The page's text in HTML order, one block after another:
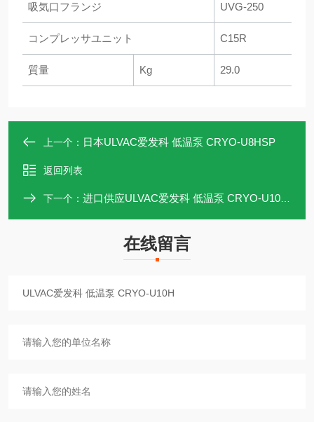
吸気口フランジ UVG-250
コンプレッサユニット C15R
質量 Kg 29.0
上一个： 日本ULVAC爱发科 低温泵 CRYO-U8HSP
返回列表
下一个： 进口供应ULVAC爱发科 低温泵 CRYO-U10HSP
在线留言